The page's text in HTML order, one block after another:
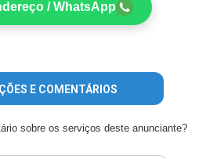
/ WhatsApp
E COMENTÁRIOS
sobre os serviços deste anunciante?